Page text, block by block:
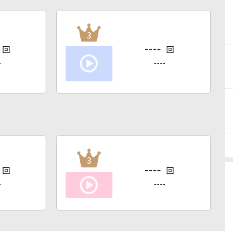
回
3
---- 回
----
回
3
---- 回
----